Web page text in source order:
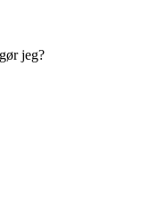
jeg?